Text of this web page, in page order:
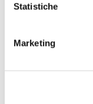
Statistiche
Marketing